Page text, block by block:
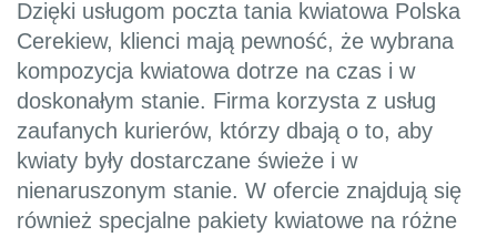
Dzięki usługom poczta tania kwiatowa Polska
Cerekiew, klienci mają pewność, że wybrana
kompozycja kwiatowa dotrze na czas i w
doskonałym stanie. Firma korzysta z usług
zaufanych kurierów, którzy dbają o to, aby
kwiaty były dostarczane świeże i w
nienaruszonym stanie. W ofercie znajdują się
również specjalne pakiety kwiatowe na różne